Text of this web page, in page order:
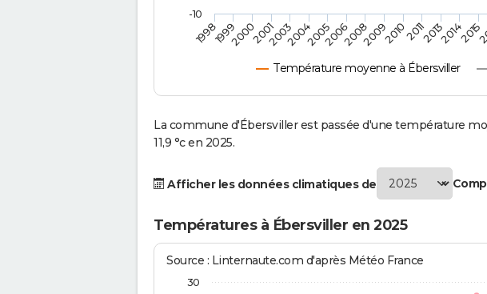
Température moyenne à Ébersviller
1998 2014
199920002001200320042005200620082009201020112013 2015
-10
La commune d'Ébersviller est passée d'une température
11,9 °c en 2025.
Afficher les données climatiques de
Températures à Ébersviller en 2025
Source : Linternaute.com d'après Météo France
30